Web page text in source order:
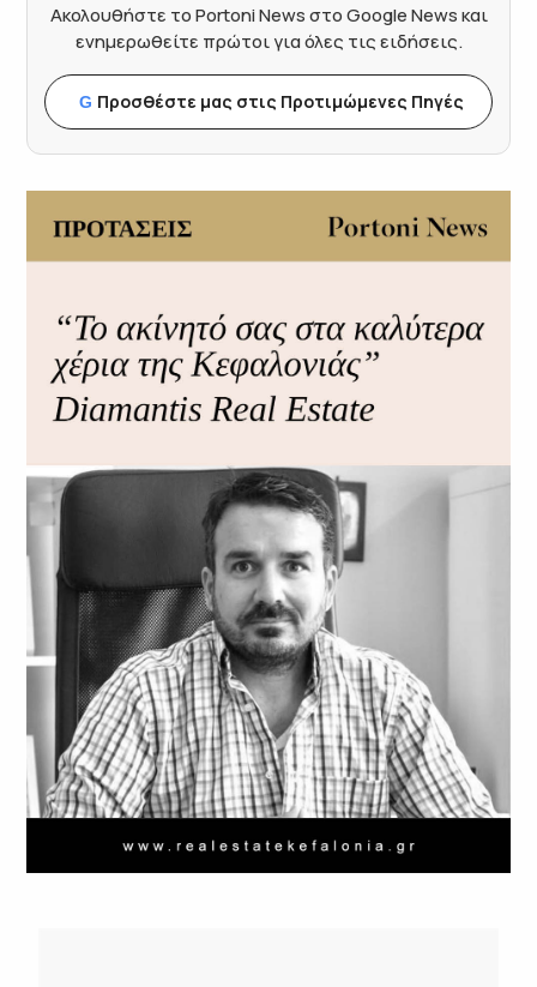
Ακολουθήστε το Portoni News στο Google News και
ενημερωθείτε πρώτοι για όλες τις ειδήσεις.
G Προσθέστε μας στις Προτιμώμενες Πηγές